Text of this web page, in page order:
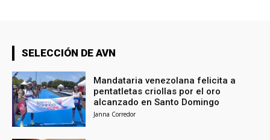
SELECCIÓN DE AVN
Mandataria venezolana felicita a
pentatletas criollas por el oro
alcanzado en Santo Domingo
Janna Corredor